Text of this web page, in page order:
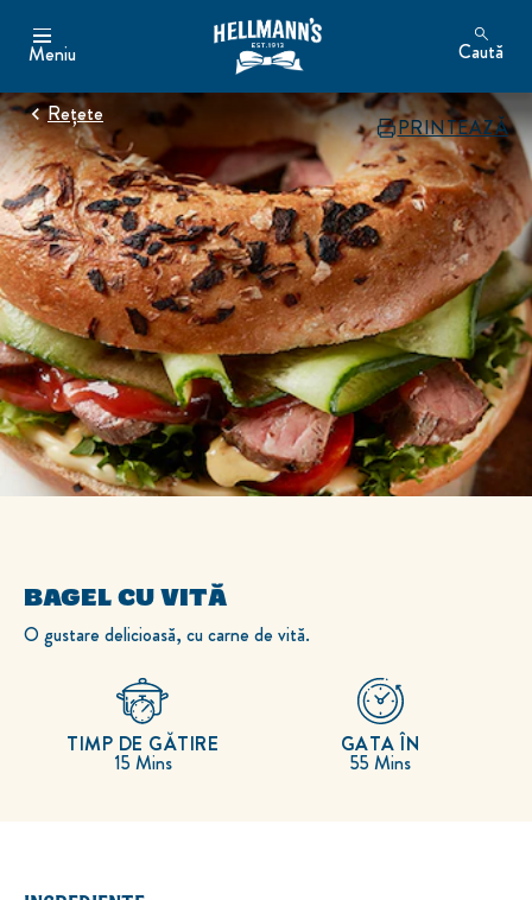
Meniu Caută
Rețete
BAGEL CU VITĂ
O gustare delicioasă, cu carne de vită.
15 Mins
TIMP DE GĂTIRE
55 Mins
GATA ÎN
PRINTEAZĂ